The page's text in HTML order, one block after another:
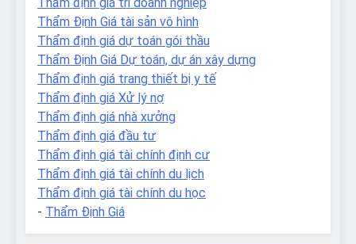
Thẩm định giá tri doanh nghiệp
Thẩm Định Giá tài sản vô hình
Thẩm định giá dự toán gói thầu
Thẩm Định Giá Dự toán, dự án xây dựng
Thẩm định giá trang thiết bị y tế
Thẩm định giá Xử lý nợ
Thẩm định giá nhà xưởng
Thẩm định giá đầu tư
Thẩm định giá tài chính định cư
Thẩm định giá tài chính du lịch
Thẩm định giá tài chính du học
- Thẩm Định Giá